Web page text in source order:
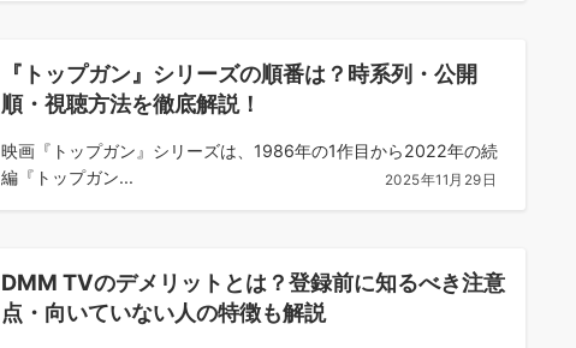
『トップガン』シリーズの順番は？時系列・公開
順・視聴方法を徹底解説！
映画『トップガン』シリーズは、1986年の1作目から2022年の続
編『トップガン...
2025年11月29日
DMM TVのデメリットとは？登録前に知るべき注意
点・向いていない人の特徴も解説